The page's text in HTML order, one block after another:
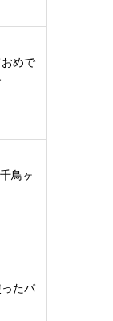
めで
鳥ヶ
たパ